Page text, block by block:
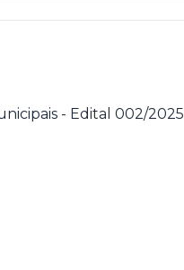
- Edital 002/2025